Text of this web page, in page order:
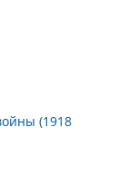
(1918